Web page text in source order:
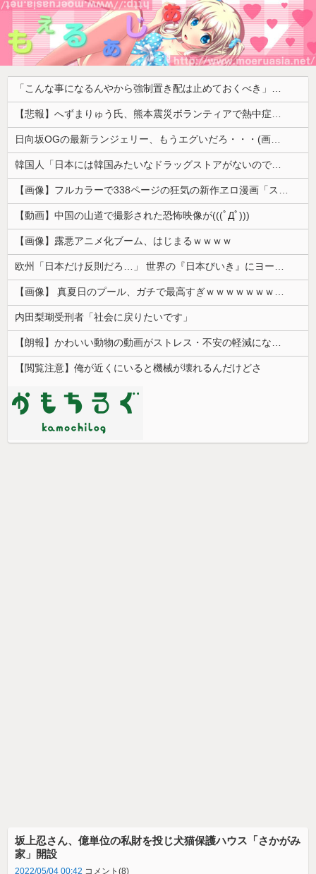
「こんな事になるんやから強制置き配は止めておくべき」とユーザーがドン引き、UberEatsが導入した強制置き配が起こしたのは……
【悲報】へずまりゅう氏、熊本震災ボランティアで熱中症疑い「水風呂に入っても体内が熱く感じる…」 → 野口健さん「休養日を設けた方がいい！」
日向坂OGの最新ランジェリー、もうエグいだろ・・・(画像どーん)
韓国人「日本には韓国みたいなドラッグストアがないので韓国が羨ましくて羨ましくて仕方がないんだそうです」
【画像】フルカラーで338ページの狂気の新作ヱロ漫画「スパ・カイラクーア4」発売から2週間で7万部売れるｗｗｗｗｗ
【動画】中国の山道で撮影された恐怖映像が(((ﾟДﾟ)))
【画像】露悪アニメ化ブーム、はじまるｗｗｗｗ
欧州「日本だけ反則だろ…」 世界の『日本びいき』にヨーロッパ全土から不満の声
【画像】 真夏日のプール、ガチで最高すぎｗｗｗｗｗｗｗｗｗｗ
内田梨瑚受刑者「社会に戻りたいです」
【朗報】かわいい動物の動画がストレス・不安の軽減になる可能性。英大学の研究で実証
【閲覧注意】俺が近くにいると機械が壊れるんだけどさ
坂上忍さん、億単位の私財を投じ犬猫保護ハウス「さかがみ
家」開設
2022/05/04 00:42 コメント(8)